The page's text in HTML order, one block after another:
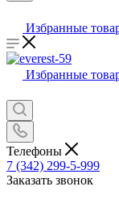
Избранные
Избранные
Телефоны
7 (342) 299-5-999
Заказать звонок